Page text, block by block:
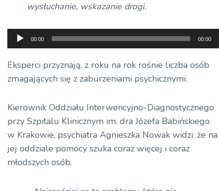
wysłuchanie, wskazanie drogi.
Odtwarzacz
plików
dźwiękowych
00:00 00:00
Eksperci przyznają, z roku na rok rośnie liczba osób
zmagających się z zaburzeniami psychicznymi.
Kierownik Oddziału Interwencyjno-Diagnostycznego
przy Szpitalu Klinicznym im. dra Józefa Babińskiego
w Krakowie, psychiatra Agnieszka Nowak widzi, że na
jej oddziale pomocy szuka coraz więcej i coraz
młodszych osób.